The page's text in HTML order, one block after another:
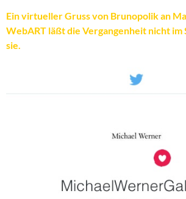
Ein virtueller Gruss von Brunopolik an
WebART läßt die Vergangenheit nicht im
sie.